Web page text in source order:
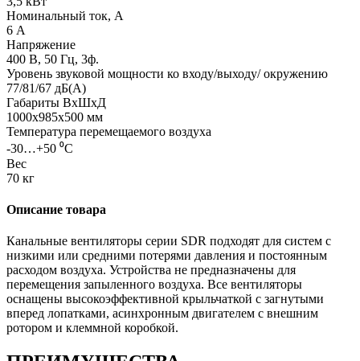
Номинальный ток, А
6 А
Напряжение
400 В, 50 Гц, 3ф.
Уровень звуковой мощности ко входу/выходу/ окружению
77/81/67 дБ(А)
Габариты ВхШхД
1000x985x500 мм
Температура перемещаемого воздуха
-30…+50 ⁰С
Вес
70 кг
Описание товара
Канальные вентиляторы серии SDR подходят для систем с
низкими или средними потерями давления и постоянным
расходом воздуха. Устройства не предназначены для
перемещения запыленного воздуха. Все вентиляторы
оснащены высокоэффективной крыльчаткой с загнутыми
вперед лопатками, асинхронным двигателем с внешним
ротором и клеммной коробкой.